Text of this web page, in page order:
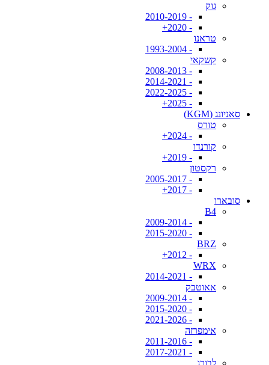
גוק
- 2010-2019
- 2020+
טראנו
- 1993-2004
קשקאי
- 2008-2013
- 2014-2021
- 2022-2025
- 2025+
סאניונג (KGM)
טורס
- 2024+
קורנדו
- 2019+
רקסטון
- 2005-2017
- 2017+
סובארו
B4
- 2009-2014
- 2015-2020
BRZ
- 2012+
WRX
- 2014-2021
אאוטבק
- 2009-2014
- 2015-2020
- 2021-2026
אימפרזה
- 2011-2016
- 2017-2021
לבורג